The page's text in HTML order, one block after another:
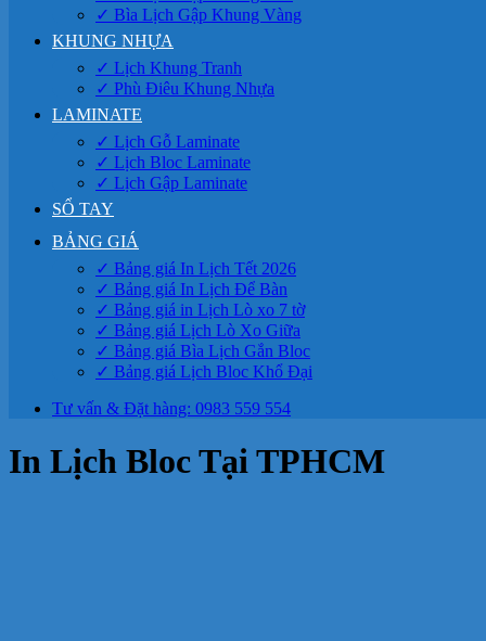
✓ Bìa Lịch Gập Khung Vàng
KHUNG NHỰA
✓ Lịch Khung Tranh
✓ Phù Điêu Khung Nhựa
LAMINATE
✓ Lịch Gỗ Laminate
✓ Lịch Bloc Laminate
✓ Lịch Gập Laminate
SỔ TAY
BẢNG GIÁ
✓ Bảng giá In Lịch Tết 2026
✓ Bảng giá In Lịch Để Bàn
✓ Bảng giá in Lịch Lò xo 7 tờ
✓ Bảng giá Lịch Lò Xo Giữa
✓ Bảng giá Bìa Lịch Gắn Bloc
✓ Bảng giá Lịch Bloc Khổ Đại
Tư vấn & Đặt hàng: 0983 559 554
In Lịch Bloc Tại TPHCM